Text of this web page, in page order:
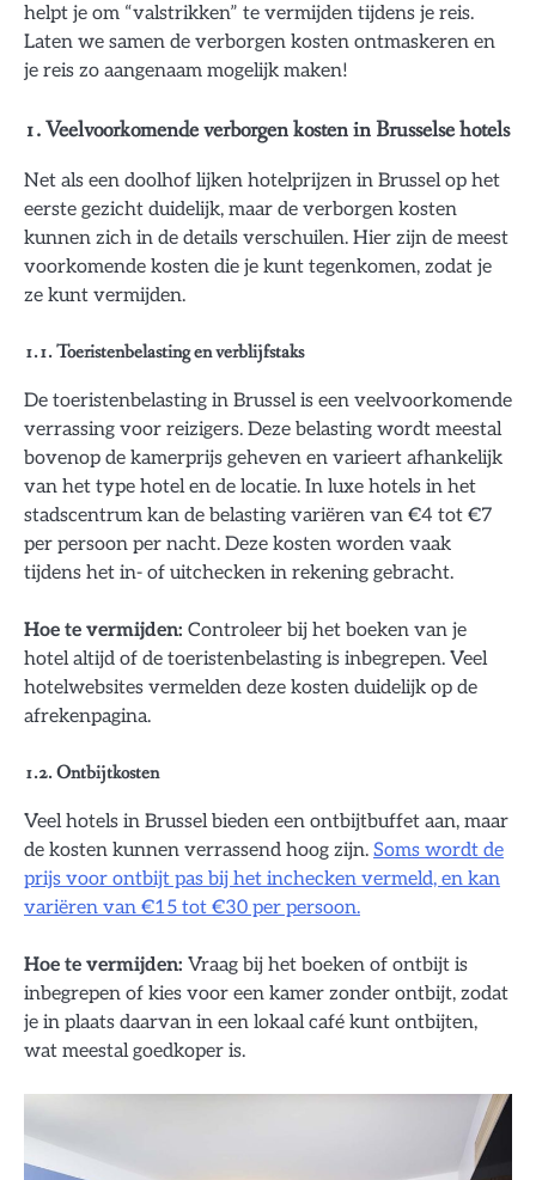
helpt je om “valstrikken” te vermijden tijdens je reis.
Laten we samen de verborgen kosten ontmaskeren en
je reis zo aangenaam mogelijk maken!
1. Veelvoorkomende verborgen kosten in Brusselse hotels
Net als een doolhof lijken hotelprijzen in Brussel op het
eerste gezicht duidelijk, maar de verborgen kosten
kunnen zich in de details verschuilen. Hier zijn de meest
voorkomende kosten die je kunt tegenkomen, zodat je
ze kunt vermijden.
1.1. Toeristenbelasting en verblijfstaks
De toeristenbelasting in Brussel is een veelvoorkomende
verrassing voor reizigers. Deze belasting wordt meestal
bovenop de kamerprijs geheven en varieert afhankelijk
van het type hotel en de locatie. In luxe hotels in het
stadscentrum kan de belasting variëren van €4 tot €7
per persoon per nacht. Deze kosten worden vaak
tijdens het in- of uitchecken in rekening gebracht.
Hoe te vermijden: Controleer bij het boeken van je
hotel altijd of de toeristenbelasting is inbegrepen. Veel
hotelwebsites vermelden deze kosten duidelijk op de
afrekenpagina.
1.2. Ontbijtkosten
Veel hotels in Brussel bieden een ontbijtbuffet aan, maar
de kosten kunnen verrassend hoog zijn. Soms wordt de
prijs voor ontbijt pas bij het inchecken vermeld, en kan
variëren van €15 tot €30 per persoon.
Hoe te vermijden: Vraag bij het boeken of ontbijt is
inbegrepen of kies voor een kamer zonder ontbijt, zodat
je in plaats daarvan in een lokaal café kunt ontbijten,
wat meestal goedkoper is.